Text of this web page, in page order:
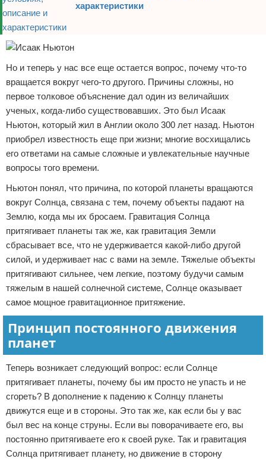
характеристики
Но и теперь у нас все еще остается вопрос, почему что-то
вращается вокруг чего-то другого. Причины сложны, но
первое толковое объяснение дал один из величайших
ученых, когда-либо существовавших. Это был Исаак
Ньютон, который жил в Англии около 300 лет назад. Ньютон
приобрел известность еще при жизни; многие восхищались
его ответами на самые сложные и увлекательные научные
вопросы того времени.
Ньютон понял, что причина, по которой планеты вращаются
вокруг Солнца, связана с тем, почему объекты падают на
Землю, когда мы их бросаем. Гравитация Солнца
притягивает планеты так же, как гравитация Земли
сбрасывает все, что не удерживается какой-либо другой
силой, и удерживает нас с вами на земле. Тяжелые объекты
притягивают сильнее, чем легкие, поэтому будучи самым
тяжелым в нашей солнечной системе, Солнце оказывает
самое мощное гравитационное притяжение.
Принцип постоянного движения
планет
Теперь возникает следующий вопрос: если Солнце
притягивает планеты, почему бы им просто не упасть и не
сгореть? В дополнение к падению к Солнцу планеты
движутся еще и в стороны. Это так же, как если бы у вас
был вес на конце струны. Если вы поворачиваете его, вы
постоянно притягиваете его к своей руке. Так и гравитация
Солнца притягивает планету, но движение в сторону